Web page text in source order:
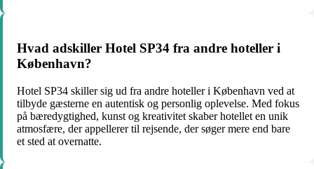
Hvad adskiller Hotel SP34 fra andre hoteller i
København?
Hotel SP34 skiller sig ud fra andre hoteller i København ved at
tilbyde gæsterne en autentisk og personlig oplevelse. Med fokus
på bæredygtighed, kunst og kreativitet skaber hotellet en unik
atmosfære, der appellerer til rejsende, der søger mere end bare
et sted at overnatte.